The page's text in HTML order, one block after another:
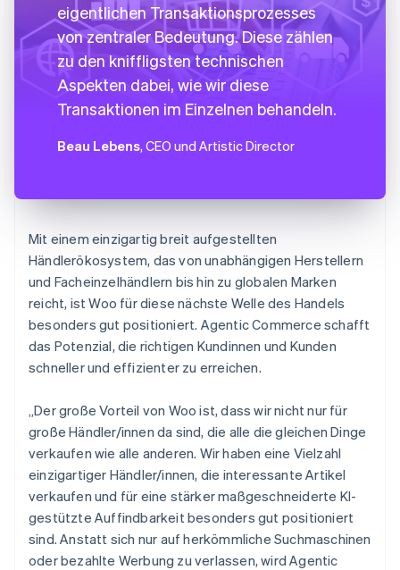
eigentlichen Transaktionsprozesses
von zentraler Bedeutung. Diese zählen
zu den kniffligsten technischen
Aspekten dabei, wie wir diese
Transaktionen im Einzelnen behandeln.
Beau Lebens, CEO und Artistic Director
Mit einem einzigartig breit aufgestellten
Händlerökosystem, das von unabhängigen Herstellern
und Facheinzelhändlern bis hin zu globalen Marken
reicht, ist Woo für diese nächste Welle des Handels
besonders gut positioniert. Agentic Commerce schafft
das Potenzial, die richtigen Kundinnen und Kunden
schneller und effizienter zu erreichen.
„Der große Vorteil von Woo ist, dass wir nicht nur für
große Händler/innen da sind, die alle die gleichen Dinge
verkaufen wie alle anderen. Wir haben eine Vielzahl
einzigartiger Händler/innen, die interessante Artikel
verkaufen und für eine stärker maßgeschneiderte KI-
gestützte Auffindbarkeit besonders gut positioniert
sind. Anstatt sich nur auf herkömmliche Suchmaschinen
oder bezahlte Werbung zu verlassen, wird Agentic